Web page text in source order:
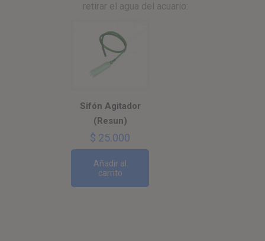
retirar el agua del acuario:
Sifón Agitador
(Resun)
$ 25.000
Añadir al
carrito